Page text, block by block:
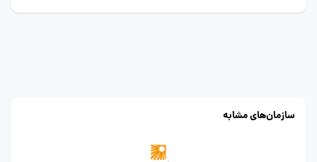
سازمان‌های مشابه